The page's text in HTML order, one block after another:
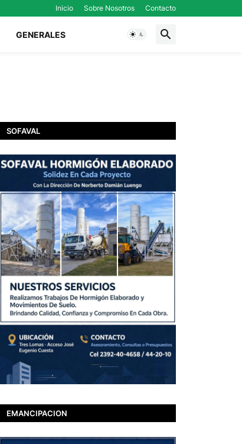
Inicio Sobre Nosotros Contacto
GENERALES
SOFAVAL
EMANCIPACION